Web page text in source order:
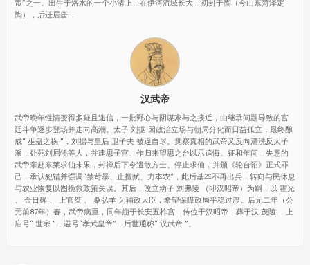
帝”之一。出生于洛水的一个小渚上，在伊河流域长大，初封于陶（今山东菏泽定
陶），后迁居唐...
汉武帝
武帝晚年性情变得多疑且迷信，一批野心与阴谋家与之接近，由继承问题导致的宫
廷斗争逐步登场并走向高潮。太子 刘据 因政治立场与朝局分化而日益孤立，最终酿
成“ 巫蛊之祸 ”，刘据与皇后 卫子夫 被逼自尽。觉察真相的武帝又反向清洗反太子
派，处死刘屈牦等人，并建思子宫、作归来望思之台以示追悔。征和年间，失意的
武帝亲赴东莱求仙未果，封禅后下令遣散方士、停止求仙，并颁《轮台诏》正式罪
己，承认犯错并强调“禁苛暴、止擅赋、力本农”，此后基本不再出兵，转向与民休息
与农业恢复以图挽救政策失误。其后，改立幼子 刘弗陵 （即汉昭帝）为嗣，以 霍光
、 金日䃅 、 上官桀 、 桑弘羊 为辅政大臣，希望保障政局平稳过渡。后元二年（公
元前87年）春，武帝病重，同年崩于长安五柞宫，传位于汉昭帝，葬于汉 茂陵 ，上
庙号“ 世宗 ”，谥号“孝武皇帝”，后世通称“ 汉武帝 ”。